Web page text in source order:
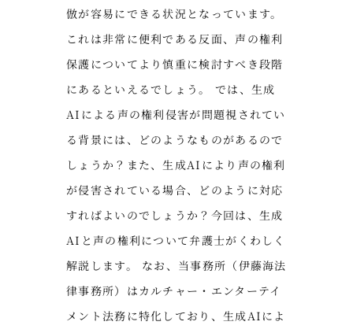
倣が容易にできる状況となっています。
これは非常に便利である反面、声の権利
保護についてより慎重に検討すべき段階
にあるといえるでしょう。 では、生成
AIによる声の権利侵害が問題視されてい
る背景には、どのようなものがあるので
しょうか？また、生成AIにより声の権利
が侵害されている場合、どのように対応
すればよいのでしょうか？今回は、生成
AIと声の権利について弁護士がくわしく
解説します。 なお、当事務所（伊藤海法
律事務所）はカルチャー・エンターテイ
メント法務に特化しており、生成AIによ